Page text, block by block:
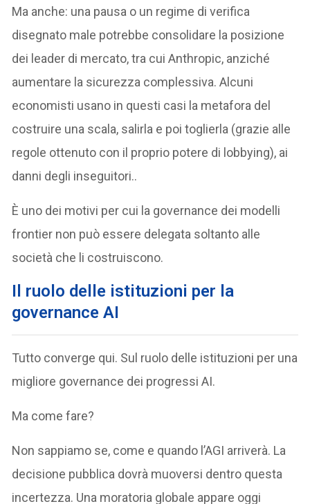
Ma anche: una pausa o un regime di verifica
disegnato male potrebbe consolidare la posizione
dei leader di mercato, tra cui Anthropic, anziché
aumentare la sicurezza complessiva. Alcuni
economisti usano in questi casi la metafora del
costruire una scala, salirla e poi toglierla (grazie alle
regole ottenuto con il proprio potere di lobbying), ai
danni degli inseguitori..
È uno dei motivi per cui la governance dei modelli
frontier non può essere delegata soltanto alle
società che li costruiscono.
Il ruolo delle istituzioni per la
governance AI
Tutto converge qui. Sul ruolo delle istituzioni per una
migliore governance dei progressi AI.
Ma come fare?
Non sappiamo se, come e quando l’AGI arriverà. La
decisione pubblica dovrà muoversi dentro questa
incertezza. Una moratoria globale appare oggi